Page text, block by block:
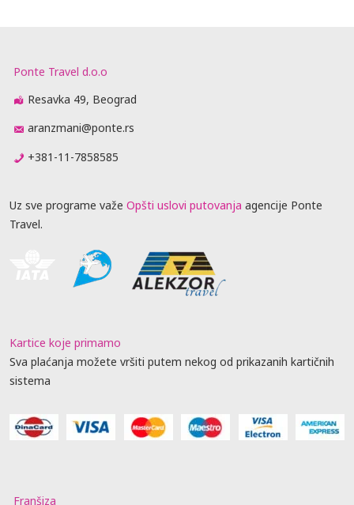
Ponte Travel d.o.o
Resavka 49, Beograd
aranzmani@ponte.rs
+381-11-7858585
Uz sve programe važe Opšti uslovi putovanja agencije Ponte
Travel.
Kartice koje primamo
Sva plaćanja možete vršiti putem nekog od prikazanih kartičnih
sistema
Franšiza